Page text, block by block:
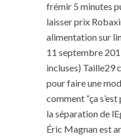
frémir 5 minutes
laisser prix
alimentation sur
11 septembre
incluses) Taille29
pour faire une
comment “ça
la séparation de
Éric Magnan est